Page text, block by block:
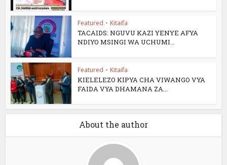
Featured • Kitaifa
TACAIDS: NGUVU KAZI YENYE AFYA
NDIYO MSINGI WA UCHUMI...
Featured • Kitaifa
KIELELEZO KIPYA CHA VIWANGO VYA
FAIDA VYA DHAMANA ZA...
About the author